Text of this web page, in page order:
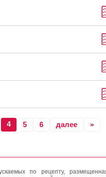
4 5 6 далее »
по рецепту,